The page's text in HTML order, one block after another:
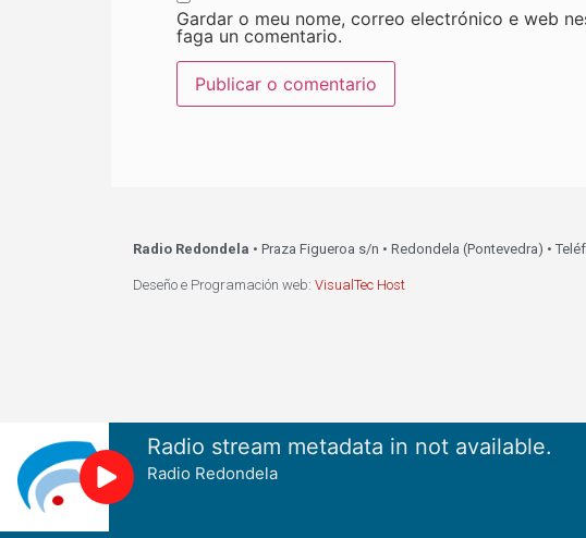
Gardar o meu nome, correo electrónico e web
faga un comentario.
Radio Redondela • Praza Figueroa s/n • Redondela (Pontevedra) •
Deseño e Programación web: VisualTec Host
Radio stream metadata in not available.
Radio Redondela